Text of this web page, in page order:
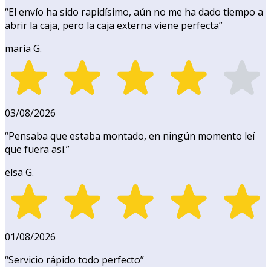
“El envío ha sido rapidísimo, aún no me ha dado tiempo a
abrir la caja, pero la caja externa viene perfecta”
maría G.
03/08/2026
“Pensaba que estaba montado, en ningún momento leí
que fuera así.”
elsa G.
01/08/2026
“Servicio rápido todo perfecto”